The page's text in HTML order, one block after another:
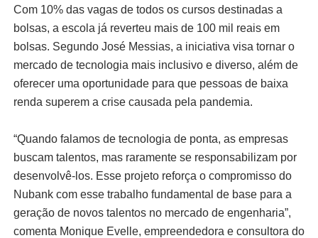
Com 10% das vagas de todos os cursos destinadas a
bolsas, a escola já reverteu mais de 100 mil reais em
bolsas. Segundo José Messias, a iniciativa visa tornar o
mercado de tecnologia mais inclusivo e diverso, além de
oferecer uma oportunidade para que pessoas de baixa
renda superem a crise causada pela pandemia.
“Quando falamos de tecnologia de ponta, as empresas
buscam talentos, mas raramente se responsabilizam por
desenvolvê-los. Esse projeto reforça o compromisso do
Nubank com esse trabalho fundamental de base para a
geração de novos talentos no mercado de engenharia”,
comenta Monique Evelle, empreendedora e consultora do